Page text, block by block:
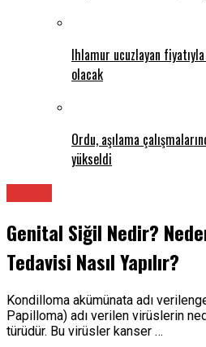
Ihlamur ucuzlayan
olacak
Ordu, aşılama
yükseldi
Genital Siğil Nedir?
Tedavisi Nasıl Yapılır?
Kondilloma akümünata adı
Papilloma) adı verilen virüslerin
türüdür. Bu virüsler kanser …